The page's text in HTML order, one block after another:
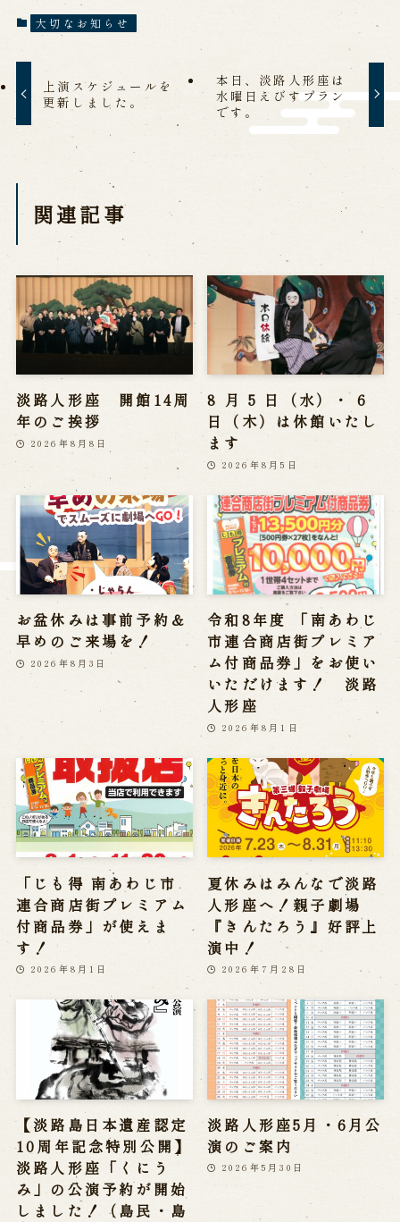
営業日時・料金
お問い合わせ
お電話でお問い合わせ
WEB予約
メールフォームから予約
お電話で予約
求人情報
※株式会社うずのくに南あわじの求人情報ページへ移動します
関連施設
通販サイトうずのくに
道の駅うずしお
うずの丘大鳴門橋記念館
大切なお知らせ
上演スケジュールを
更新しました。
本日、淡路人形座は
水曜日えびすプラン
です。
関連記事
淡路人形座 開館14周
年のご挨拶
2026年8月8日
8 月 5 日（水）・ 6
日（木）は休館いたし
ます
2026年8月5日
お盆休みは事前予約＆
早めのご来場を！
2026年8月3日
令和8年度 「南あわじ
市連合商店街プレミア
ム付商品券」をお使い
いただけます！ 淡路
人形座
2026年8月1日
「じも得 南あわじ市
連合商店街プレミアム
付商品券」が使えま
す！
2026年8月1日
夏休みはみんなで淡路
人形座へ！親子劇場
『きんたろう』好評上
演中！
2026年7月28日
【淡路島日本遺産認定
10周年記念特別公開】
淡路人形座「くにう
み」の公演予約が開始
しました！（島民・島
淡路人形座5月・6月公
演のご案内
2026年5月30日